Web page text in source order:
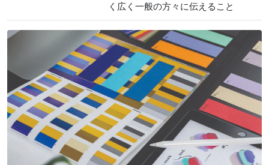
く広く一般の方々に伝えること